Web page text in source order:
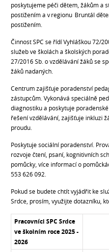
poskytujeme péči dětem, žákům a
postižením a v regionu Bruntál
postižením.
Činnost SPC se řídí Vyhláškou 72/
služeb ve školách a školských
27/2016 Sb. o vzdělávání žáků se
žáků nadaných.
Centrum zajišťuje poradenství
zástupcům. Vykonává speciálně
diagnostiku a poskytuje
řešení vzdělávání, zajišťuje inkluzi
proudu.
Poskytuje sociální poradenství.
rozvoje čtení, psaní, kognitivních
pomůcky, více informací o
553 626 092.
Pokud se budete chtít vyjádřit ke
Srdce, prosím, využijte dotazníku,
Pracovníci SPC Srdce
ve školním roce 2025 -
2026